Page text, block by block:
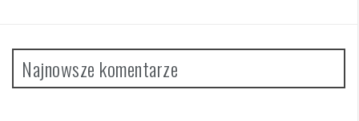
Najnowsze komentarze